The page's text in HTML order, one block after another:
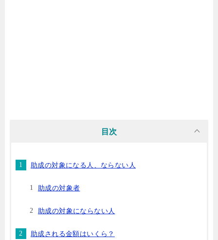
目次
助成の対象になる人、ならない人
助成の対象者
助成の対象にならない人
助成される金額はいくら？